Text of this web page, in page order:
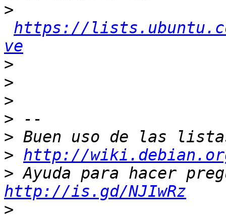
>
https://
ve
>
>
>
>
>
> http://
>
http://is.gd/NJIwRz
>